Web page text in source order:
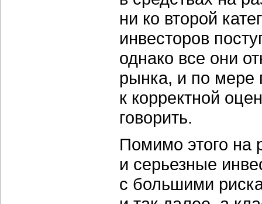
ни ко второй
инвесторов
однако все они
рынка, и по мере
к корректной
говорить.
Помимо этого на
и серьезные
с большими